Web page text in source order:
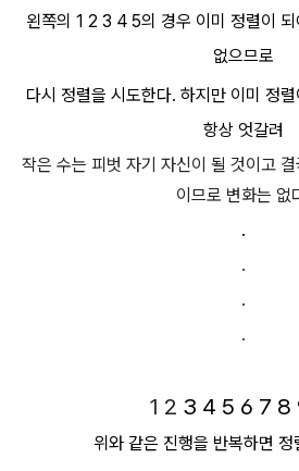
왼쪽의 1 2 3 4 5의 경우 이미 정렬이
없으므로
다시 정렬을 시도한다. 하지만 이미 정
항상 엇갈려
작은 수는 피벗 자기 자신이 될 것이고
이므로 변화는 없
.
.
.
.
1 2 3 4 5 6 7 8
위와 같은 진행을 반복하면 정